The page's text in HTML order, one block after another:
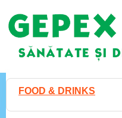
FOOD & DRINKS